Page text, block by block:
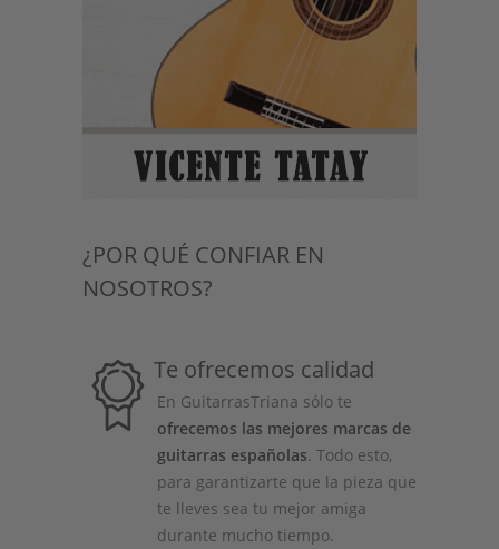
¿POR QUÉ CONFIAR EN
NOSOTROS?
Te ofrecemos calidad
En GuitarrasTriana sólo te
ofrecemos las mejores marcas de
guitarras españolas. Todo esto,
para garantizarte que la pieza que
te lleves sea tu mejor amiga
durante mucho tiempo.